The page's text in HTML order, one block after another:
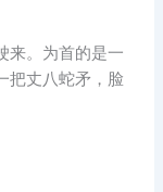
来。为首的是一
把丈八蛇矛，脸